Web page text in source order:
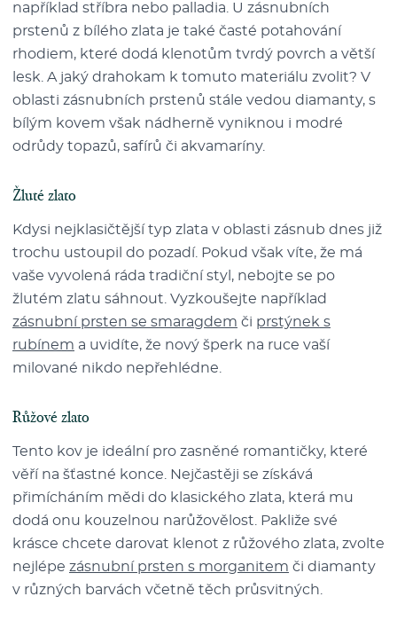
například stříbra nebo palladia. U zásnubních
prstenů z bílého zlata je také časté potahování
rhodiem, které dodá klenotům tvrdý povrch a větší
lesk. A jaký drahokam k tomuto materiálu zvolit? V
oblasti zásnubních prstenů stále vedou diamanty, s
bílým kovem však nádherně vyniknou i modré
odrůdy topazů, safírů či akvamaríny.
Žluté zlato
Kdysi nejklasičtější typ zlata v oblasti zásnub dnes již
trochu ustoupil do pozadí. Pokud však víte, že má
vaše vyvolená ráda tradiční styl, nebojte se po
žlutém zlatu sáhnout. Vyzkoušejte například
zásnubní prsten se smaragdem či prstýnek s
rubínem a uvidíte, že nový šperk na ruce vaší
milované nikdo nepřehlédne.
Růžové zlato
Tento kov je ideální pro zasněné romantičky, které
věří na šťastné konce. Nejčastěji se získává
přimícháním mědi do klasického zlata, která mu
dodá onu kouzelnou narůžovělost. Pakliže své
krásce chcete darovat klenot z růžového zlata, zvolte
nejlépe zásnubní prsten s morganitem či diamanty
v různých barvách včetně těch průsvitných.